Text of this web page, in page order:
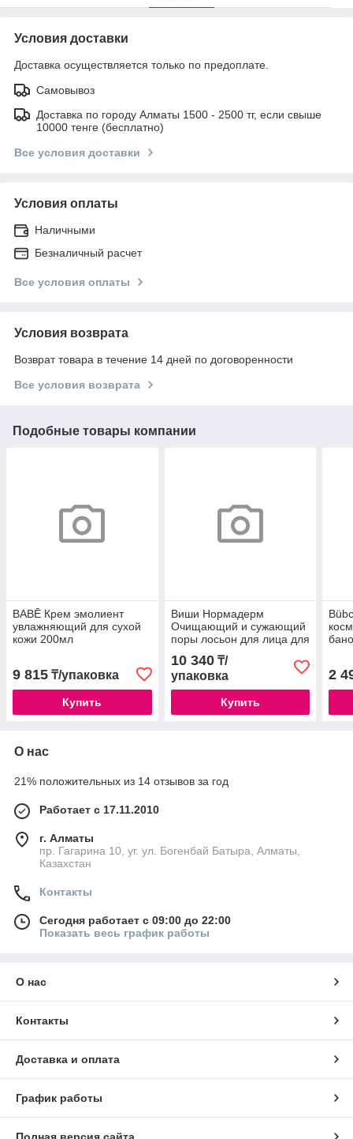
Условия доставки
Доставка осуществляется только по предоплате.
Самовывоз
Доставка по городу Алматы 1500 - 2500 тг, если свыше
10000 тенге (бесплатно)
Все условия доставки
Условия оплаты
Наличными
Безналичный расчет
Все условия оплаты
Условия возврата
Возврат товара в течение 14 дней по договоренности
Все условия возврата
Подобные товары компании
BABĒ Крем эмолиент
увлажняющий для сухой
кожи 200мл
9 815 ₸/упаковка
Купить
Виши Нормадерм
Очищающий и сужающий
поры лосьон для лица для
/320751
10 340₸/
упаковка
Купить
2
О нас
21% положительных из 14 отзывов за год
Работает с 17.11.2010
г. Алматы
пр. Гагарина 10, уг. ул. Богенбай Батыра, Алматы,
Казахстан
Контакты
Сегодня работает с 09:00 до 22:00
Показать весь график работы
О нас
Контакты
Доставка и оплата
График работы
Полная версия сайта